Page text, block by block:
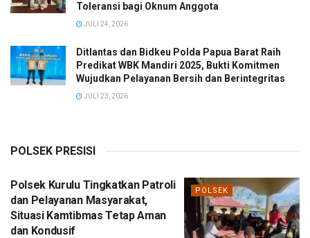
Toleransi bagi Oknum Anggota
JULI 24, 2026
Ditlantas dan Bidkeu Polda Papua Barat Raih
Predikat WBK Mandiri 2025, Bukti Komitmen
Wujudkan Pelayanan Bersih dan Berintegritas
JULI 23, 2026
POLSEK PRESISI
POLSEK
Polsek Kurulu Tingkatkan Patroli
dan Pelayanan Masyarakat,
Situasi Kamtibmas Tetap Aman
dan Kondusif